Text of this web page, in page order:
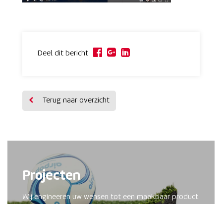
Deel dit bericht
Terug naar overzicht
Projecten
Wij engineeren uw wensen tot een maakbaar product.